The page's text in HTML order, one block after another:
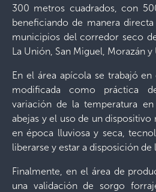
300 metros cuadrados, con
beneficiando de manera
municipios del corredor seco
La Unión, San Miguel, Morazán y
En el área apícola se trabajó
modificada como práctica
variación de la temperatura
abejas y el uso de un
en época lluviosa y seca,
liberarse y estar a disposición
Finalmente, en el área de
una validación de sorgo